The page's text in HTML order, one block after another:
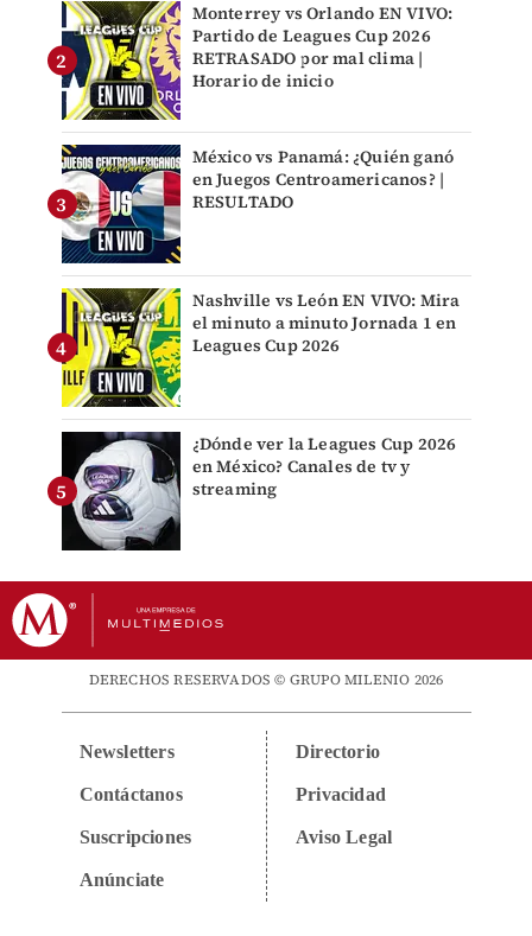
Monterrey vs Orlando EN VIVO:
Partido de Leagues Cup 2026
RETRASADO por mal clima |
Horario de inicio
México vs Panamá: ¿Quién ganó
en Juegos Centroamericanos? |
RESULTADO
Nashville vs León EN VIVO: Mira
el minuto a minuto Jornada 1 en
Leagues Cup 2026
¿Dónde ver la Leagues Cup 2026
en México? Canales de tv y
streaming
DERECHOS RESERVADOS © GRUPO MILENIO 2026
Newsletters
Contáctanos
Suscripciones
Anúnciate
Directorio
Privacidad
Aviso Legal